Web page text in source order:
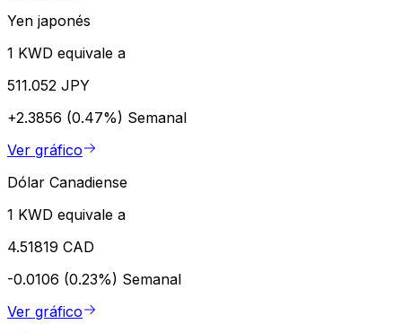
Yen japonés
1 KWD equivale a
511.052 JPY
+2.3856 (0.47%) Semanal
Ver gráfico
Dólar Canadiense
1 KWD equivale a
4.51819 CAD
-0.0106 (0.23%) Semanal
Ver gráfico